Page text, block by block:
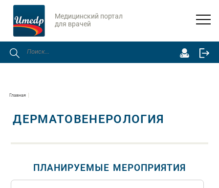
Медицинский портал
для врачей
Главная
ДЕРМАТОВЕНЕРОЛОГИЯ
ПЛАНИРУЕМЫЕ МЕРОПРИЯТИЯ